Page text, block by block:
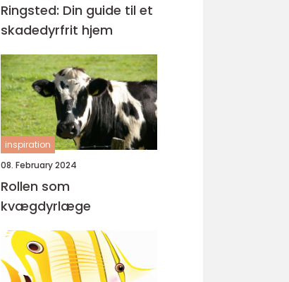
Ringsted: Din guide til et
skadedyrfrit hjem
inspiration
08. February 2024
Rollen som
kvægdyrlæge